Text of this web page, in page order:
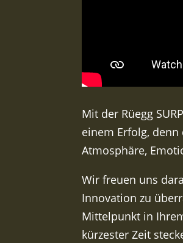
Mit der Rüegg
einem Erfolg, denn
Atmosphäre,
Wir freuen uns
Innovation zu
Mittelpunkt in
kürzester Zeit